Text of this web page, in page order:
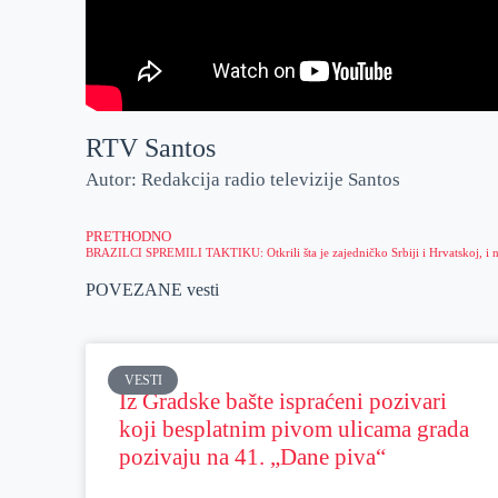
RTV Santos
Autor: Redakcija radio televizije Santos
PRETHODNO
POVEZANE vesti
VESTI
Iz Gradske bašte ispraćeni pozivari
koji besplatnim pivom ulicama grada
pozivaju na 41. „Dane piva“